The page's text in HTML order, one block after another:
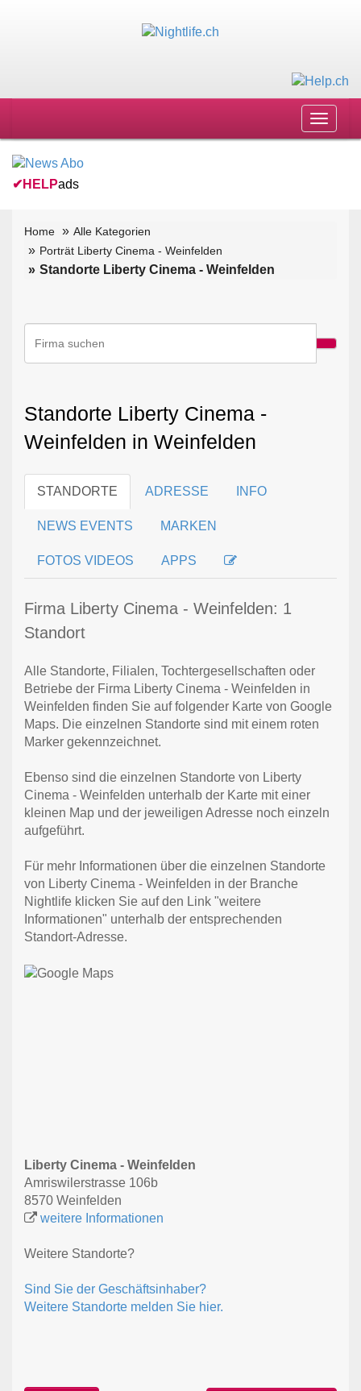
Toggle
✔ HELPads
Home
Alle Kategorien
Porträt Liberty Cinema - Weinfelden
Standorte Liberty Cinema - Weinfelden
Standorte Liberty Cinema -
Weinfelden in Weinfelden
STANDORTE ADRESSE INFO
NEWS EVENTS MARKEN
FOTOS VIDEOS APPS
Firma Liberty Cinema - Weinfelden: 1
Standort
Alle Standorte, Filialen, Tochtergesellschaften oder
Betriebe der Firma Liberty Cinema - Weinfelden in
Weinfelden finden Sie auf folgender Karte von Google
Maps. Die einzelnen Standorte sind mit einem roten
Marker gekennzeichnet.
Ebenso sind die einzelnen Standorte von Liberty
Cinema - Weinfelden unterhalb der Karte mit einer
kleinen Map und der jeweiligen Adresse noch einzeln
aufgeführt.
Für mehr Informationen über die einzelnen Standorte
von Liberty Cinema - Weinfelden in der Branche
Nightlife klicken Sie auf den Link "weitere
Informationen" unterhalb der entsprechenden
Standort-Adresse.
Liberty Cinema - Weinfelden
Amriswilerstrasse 106b
8570 Weinfelden
weitere Informationen
Weitere Standorte?
Sind Sie der Geschäftsinhaber?
Weitere Standorte melden Sie hier.